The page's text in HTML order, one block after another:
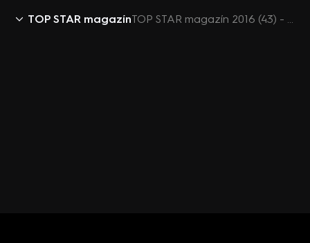
TOP STAR magazín TOP STAR magazín 2016 (43) - Radek Banga Gipsy